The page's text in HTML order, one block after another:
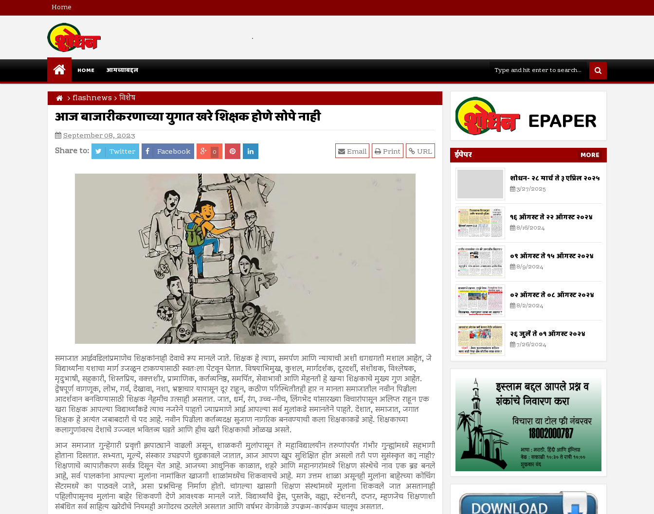
Home
.
HOME आमच्याबद्दल
flashnews विशेष
आज बाजारीकरणाच्या युगात खरे शिक्षक होणे सोपे नाही
September 08, 2023
Share to: Twitter Facebook 0 URL
Print
Email
समाजात आईवडिलांप्रमाणेच शिक्षकांनाही देवाचे रूप मानले जाते. शिक्षक हे त्याग, समर्पण आणि न्यायाची अशी धगधगती मशाल आहेत, जे
विद्यार्थ्यांना यशाचा मार्ग उजळून टाकण्यासाठी स्वतःला पेटवून घेतात. विषयाभिमुख, कुशल, मार्गदर्शक, दूरदर्शी, संशोधक, विश्लेषक,
मृदुभाषी, सहकारी, शिस्तप्रिय, वक्तशीर, प्रामाणिक, कर्तव्यनिष्ठ, समर्पित, सेवाभावी आणि मेहनती हे खऱ्या शिक्षकाचे मुख्य गुण आहेत.
द्वेषपूर्ण वागणूक, लोभ, गर्व, देखावा, नशा, भ्रष्टाचार यापासून दूर राहून, कठीण परिस्थितीतही हार न मानता समाजातील नवीन पिढीला
आदर्शवान बनविण्यासाठी शिक्षक नेहमीच उत्साही असतात. जात, धर्म, रंग, उच्च-नीच, लिंगभेद यांसारख्या विचारांपासून अलिप्त राहून एक
खरा शिक्षक आपल्या विद्यार्थ्यांकडे त्याच नजरेने पाहतो ज्याप्रमाणे आई आपल्या सर्व मुलांकडे समानतेने पाहते. देशात, समाजात, जगात
शिक्षक हे अत्यंत जबाबदारी चे पद आहे. नवीन पिढीला कर्तव्यदक्ष सुजाण नागरिक बनवण्याची कला शिक्षकाकडे आहे. शिक्षकाच्या
कलागुणांवरच देशाचे उज्ज्वल भवितव्य घडते आणि हीच खरी शिक्षकाची ओळख असते.
आज समाजात गुन्हेगारी प्रवृत्ती झपाट्याने वाढली असून, शाळकरी मुलांपासून ते महाविद्यालयीन तरुणांपर्यंत गंभीर गुन्ह्यांमध्ये सहभागी
होताना दिसतात. सभ्यता, मूल्ये, संस्कार उघडपणे धुडकावले जातात, आज आपण खूप सुशिक्षित होत असलो तरी पण सुसंस्कृत का नाही?
शिक्षणाचे व्यापारीकरण सर्वत्र दिसून येत आहे. आजच्या आधुनिक काळात, शहरे आणि महानगरांमध्ये शिक्षण संस्थेचे नाव एक ब्रँड बनले
आहे, सर्व पालकांना आपल्या मुलांना नामांकित खाजगी शाळांमध्येच शिकवायचे आहे. मग उत्तम शाळा असूनही मुलांना बाहेरच्या कोचिंग
सेंटरमध्ये का पाठवले जाते, असा प्रश्नचिन्ह निर्माण होतो. चांगल्या खासगी शिक्षण संस्थांमध्ये मुलांना शिकवले जात असतानाही
पहिलीपासूनच मुलांना बाहेर शिकवणी देणे आवश्यक मानले जाते. विद्यार्थ्यांचे ड्रेस, पुस्तके, वह्या, स्टेशनरी, दप्तर, म्हणजेच शिक्षणाशी
संबंधित सर्व साहित्य खरेदीचे नियमही अगोदरच ठरलेले असतात आणि वर्षभर वेगवेगळे उपक्रम-कार्यक्रम चालूच असतात.
ईपेपर MORE
शोधन- २८ मार्च ते ३ एप्रिल २०२५
3/27/2025
१६ ऑगस्ट ते २२ ऑगस्ट २०२४
8/16/2024
०९ ऑगस्ट ते १५ ऑगस्ट २०२४
8/9/2024
०२ ऑगस्ट ते ०८ ऑगस्ट २०२४
8/2/2024
२६ जुलै ते ०१ ऑगस्ट २०२४
7/26/2024